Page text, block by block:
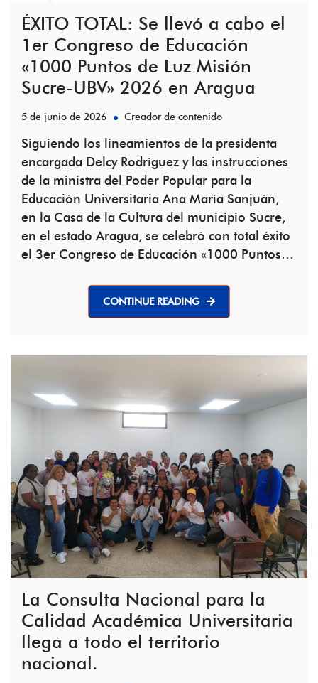
ÉXITO TOTAL: Se llevó a cabo el
1er Congreso de Educación
«1000 Puntos de Luz Misión
Sucre-UBV» 2026 en Aragua
5 de junio de 2026 Creador de contenido
Siguiendo los lineamientos de la presidenta
encargada Delcy Rodríguez y las instrucciones
de la ministra del Poder Popular para la
Educación Universitaria Ana María Sanjuán,
en la Casa de la Cultura del municipio Sucre,
en el estado Aragua, se celebró con total éxito
el 3er Congreso de Educación «1000 Puntos…
CONTINUE READING
La Consulta Nacional para la
Calidad Académica Universitaria
llega a todo el territorio
nacional.